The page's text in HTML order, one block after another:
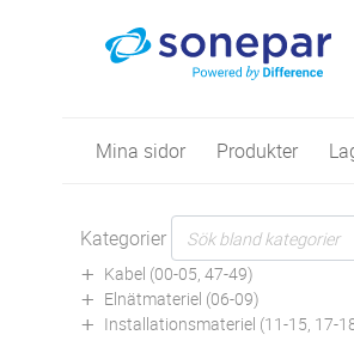
Mina sidor Produkter
Kategorier
Kabel (00-05, 47-49)
Elnätmateriel (06-09)
Installationsmateriel (11-15, 17-